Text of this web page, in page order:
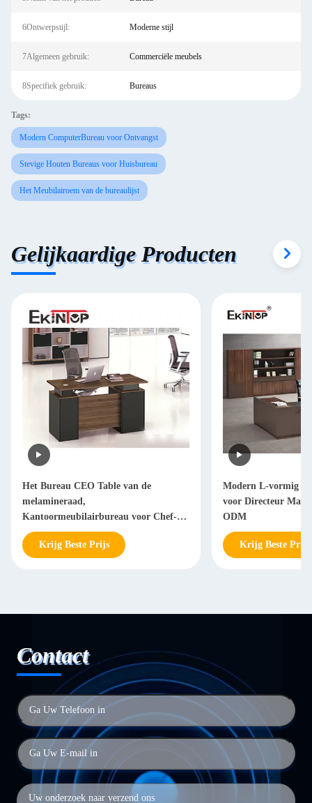
6Ontwerpstijl: Moderne stijl
7Algemeen gebruik: Commerciële meubels
8Specifiek gebruik: Bureaus
Tags:
Modern ComputerBureau voor Ontvangst
Stevige Houten Bureaus voor Huisbureau
Het Meubilairoem van de bureaulijst
Gelijkaardige Producten
Het Bureau CEO Table van de
melamineraad,
Kantoormeubilairbureau voor Chef-
Manager
Krijg Beste Prijs
Modern L-vormig
voor Directeur
ODM
Krijg Beste Prijs
Contact